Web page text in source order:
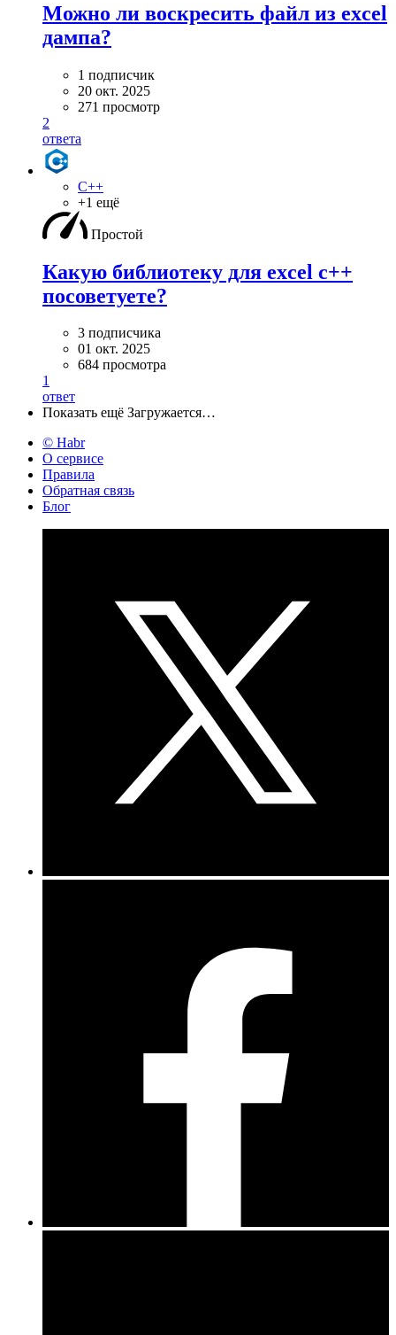
Можно ли воскресить файл из excel
дампа?
1 подписчик
20 окт. 2025
271 просмотр
2
ответа
C++
+1 ещё
Простой
Какую библиотеку для excel c++
посоветуете?
3 подписчика
01 окт. 2025
684 просмотра
1
ответ
Показать ещё Загружается…
© Habr
О сервисе
Правила
Обратная связь
Блог